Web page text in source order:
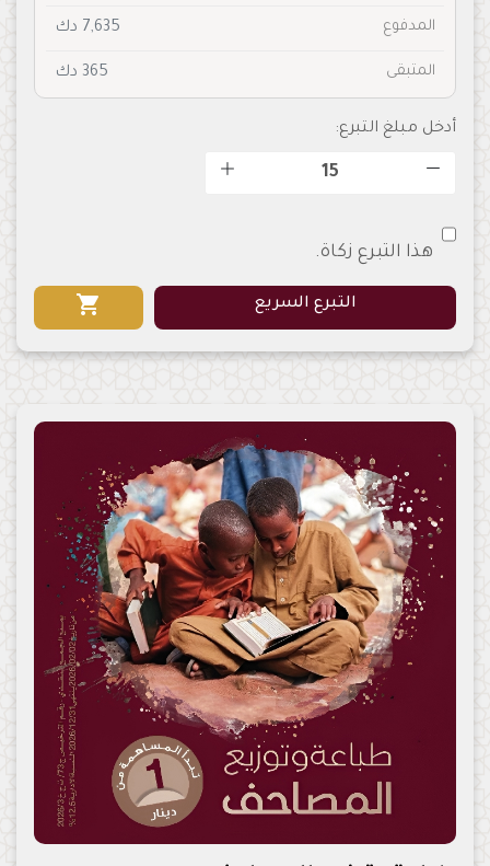
المدفوع 7,635 دك
المتبقى 365 دك
أدخل مبلغ التبرع:
هذا التبرع زكاة.
التبرع السريع shopping_cart